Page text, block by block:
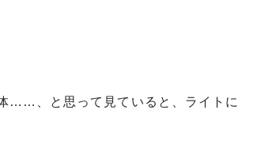
……、と思って見ていると、ライトに